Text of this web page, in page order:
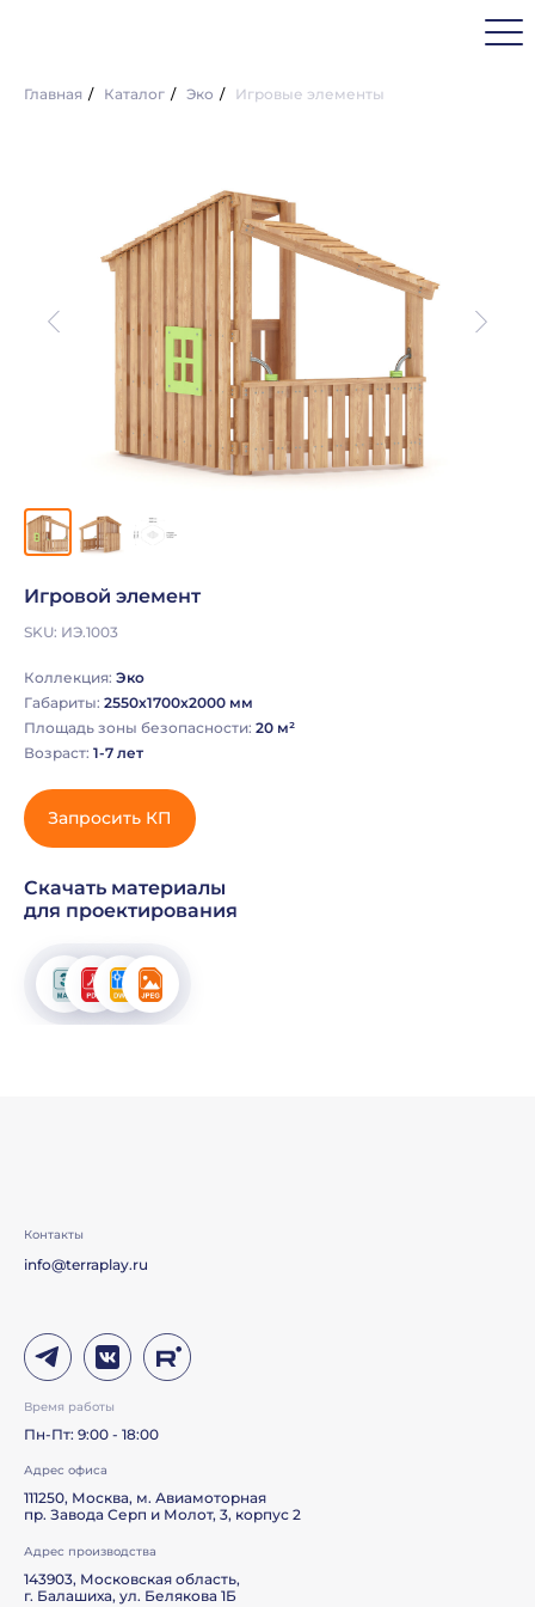
Главная / Каталог / Эко / Игровые элементы
Игровой элемент
SKU: ИЭ.1003
Коллекция: Эко
Габариты: 2550х1700х2000 мм
Площадь зоны безопасности: 20 м²
Возраст: 1-7 лет
Запросить КП
Скачать материалы
для проектирования
info@terraplay.ru
Контакты
Пн-Пт: 9:00 - 18:00
Время работы
Адрес офиса
111250, Москва, м. Авиамоторная
пр. Завода Серп и Молот, 3, корпус 2
Адрес производства
143903, Московская область,
г. Балашиха, ул. Белякова 1Б